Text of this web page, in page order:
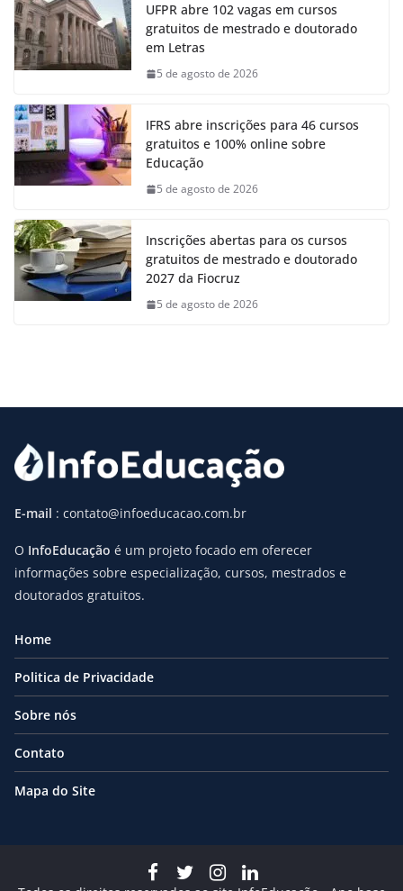
UFPR abre 102 vagas em cursos
gratuitos de mestrado e doutorado
em Letras
5 de agosto de 2026
IFRS abre inscrições para 46 cursos
gratuitos e 100% online sobre
Educação
5 de agosto de 2026
Inscrições abertas para os cursos
gratuitos de mestrado e doutorado
2027 da Fiocruz
5 de agosto de 2026
E-mail : contato@infoeducacao.com.br
O InfoEducação é um projeto focado em oferecer
informações sobre especialização, cursos, mestrados e
doutorados gratuitos.
Home
Politica de Privacidade
Sobre nós
Contato
Mapa do Site